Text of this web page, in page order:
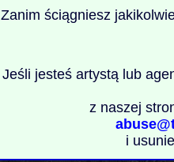
Zanim ściągniesz
Jeśli jesteś artystą lub
z naszej
i